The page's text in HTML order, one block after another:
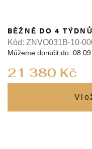
21 380 Kč
BĚŽNĚ DO 4 TÝDNŮ
Můžeme doručit do:
Kód: ZNVO031B-10-